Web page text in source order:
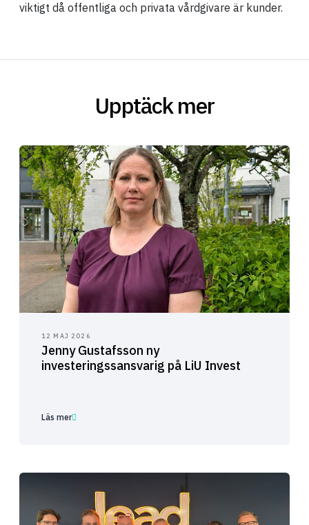
viktigt då offentliga och privata vårdgivare är kunder.
Upptäck mer
12 MAJ 2026
Jenny Gustafsson ny
investeringssansvarig på LiU Invest
Läs mer